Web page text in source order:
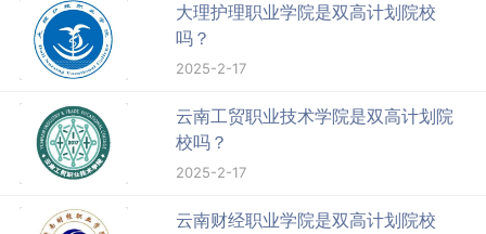
大理护理职业学院是双高计划院校
吗？
2025-2-17
云南工贸职业技术学院是双高计划院
校吗？
2025-2-17
云南财经职业学院是双高计划院校